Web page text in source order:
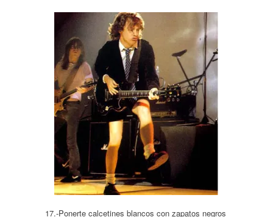
17.-Ponerte calcetines blancos con zapatos negros